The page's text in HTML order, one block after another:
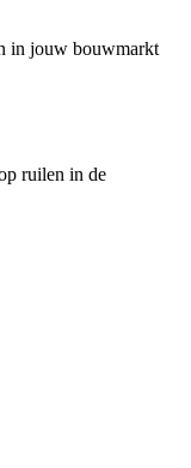
in jouw bouwmarkt
ruilen in de